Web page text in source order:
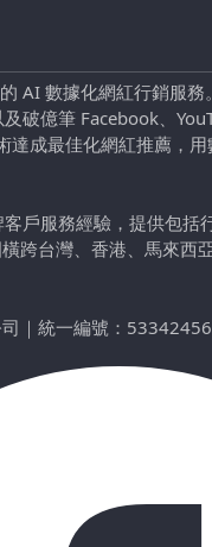
AI 數據化網紅行銷服
破億筆 Facebook、
達成最佳化網紅推薦，
戶服務經驗，提供包括
跨台灣、香港、馬來西
｜ 統一編號：53342456